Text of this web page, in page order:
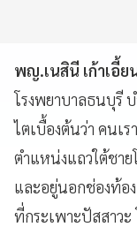
พญ.เนสินี เก้าเอี้ย
โรงพยาบาลธนบุรี บ
ไตเบื้องต้นว่า คนเร
ตำแหน่งแถวใต้ชาย
และอยู่นอกช่องท้อ
ที่กระเพาะปัสสาวะ